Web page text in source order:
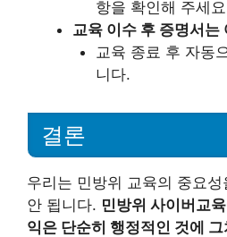
항을 확인해 주세
교육 이수 후 증명서는
교육 종료 후 자동
니다.
결론
우리는 민방위 교육의 중요
안 됩니다. 민방위 사이버교
익은 단순히 행정적인 것에